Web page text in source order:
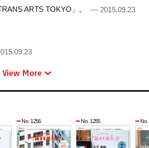
ARTS TOKYO」。
— 2015.09.23
View More
No. 1256 No. 1255 No.